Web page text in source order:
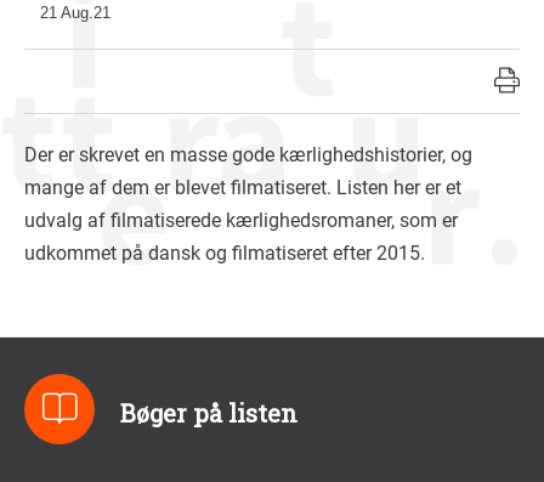
21 Aug.21
Der er skrevet en masse gode kærlighedshistorier, og
mange af dem er blevet filmatiseret. Listen her er et
udvalg af filmatiserede kærlighedsromaner, som er
udkommet på dansk og filmatiseret efter 2015.
Bøger på listen